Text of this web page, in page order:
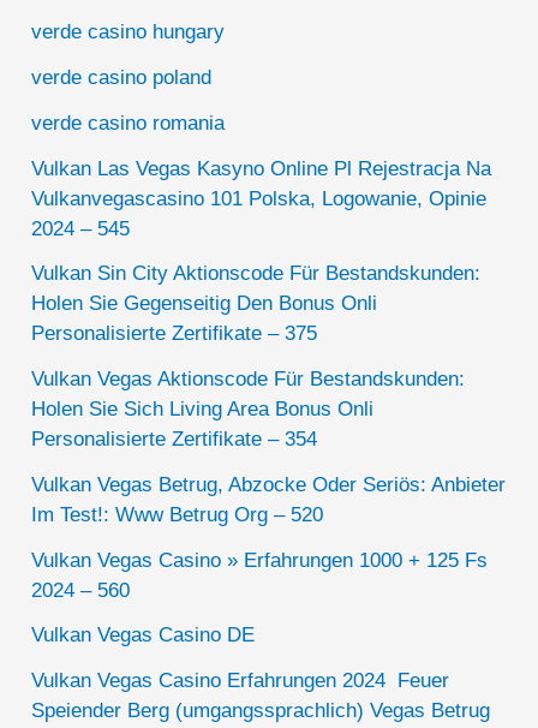
verde casino hungary
verde casino poland
verde casino romania
Vulkan Las Vegas Kasyno Online Pl Rejestracja Na
Vulkanvegascasino 101 Polska, Logowanie, Opinie
2024 – 545
Vulkan Sin City Aktionscode Für Bestandskunden:
Holen Sie Gegenseitig Den Bonus Onli
Personalisierte Zertifikate – 375
Vulkan Vegas Aktionscode Für Bestandskunden:
Holen Sie Sich Living Area Bonus Onli
Personalisierte Zertifikate – 354
Vulkan Vegas Betrug, Abzocke Oder Seriös: Anbieter
Im Test!: Www Betrug Org – 520
Vulkan Vegas Casino » Erfahrungen 1000 + 125 Fs
2024 – 560
Vulkan Vegas Casino DE
Vulkan Vegas Casino Erfahrungen 2024 ️ Feuer
Speiender Berg (umgangssprachlich) Vegas Betrug